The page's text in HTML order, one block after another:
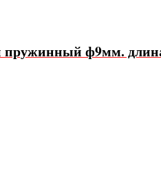
пружинный ф9мм.